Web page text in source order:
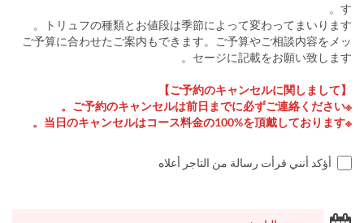
す。
トリュフの種類とお値段は季節によって変わってまいります。
ご予算に合わせたご案内もできます。ご予算やご相談内容をメッ
セージに記載をお願い致します。
【ご予約のキャンセルに関しまして】
※ご予約のキャンセルは前日までに必ずご連絡ください。
※当日のキャンセルはコース料金の100%を頂戴しております。
أؤكد أنني قرأت رسالة من التاجر أعلاه